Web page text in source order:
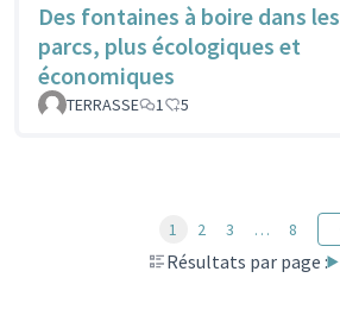
Des fontaines à boire dans les
parcs, plus écologiques et
économiques
TERRASSE 1 5
Résultats par page :
1 2 3 … 8